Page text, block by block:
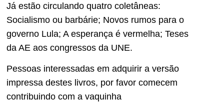
Já estão circulando quatro coletâneas:
Socialismo ou barbárie; Novos rumos para o
governo Lula; A esperança é vermelha; Teses
da AE aos congressos da UNE.
Pessoas interessadas em adquirir a versão
impressa destes livros, por favor comecem
contribuindo com a vaquinha